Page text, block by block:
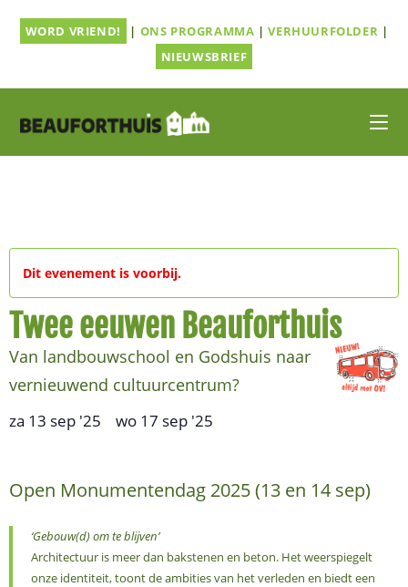
naarWORD VRIEND! | ONS PROGRAMMA |VERHUURFOLDER |
NIEUWSBRIEF
Dit evenement is voorbij.
Twee eeuwen Beauforthuis
Van landbouwschool en Godshuis naar
vernieuwend cultuurcentrum?
za 13 sep '25 wo 17 sep '25
Open Monumentendag 2025 (13 en 14 sep)
‘Gebouw(d) om te blijven’
Architectuur is meer dan bakstenen en beton. Het weerspiegelt
onze identiteit, toont de ambities van het verleden en biedt een